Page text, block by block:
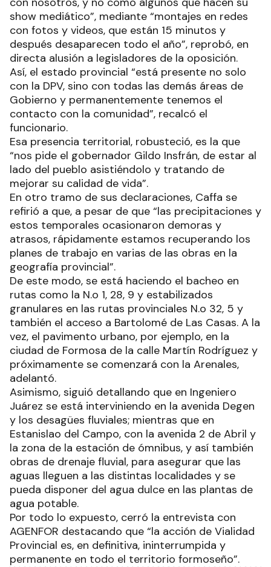
show mediático”, mediante “montajes en redes
con fotos y videos, que están 15 minutos y
después desaparecen todo el año”, reprobó, en
directa alusión a legisladores de la oposición.
Así, el estado provincial “está presente no solo
con la DPV, sino con todas las demás áreas de
Gobierno y permanentemente tenemos el
contacto con la comunidad”, recalcó el
funcionario.
Esa presencia territorial, robusteció, es la que
“nos pide el gobernador Gildo Insfrán, de estar al
lado del pueblo asistiéndolo y tratando de
mejorar su calidad de vida”.
En otro tramo de sus declaraciones, Caffa se
refirió a que, a pesar de que “las precipitaciones y
estos temporales ocasionaron demoras y
atrasos, rápidamente estamos recuperando los
planes de trabajo en varias de las obras en la
geografía provincial”.
De este modo, se está haciendo el bacheo en
rutas como la N.o 1, 28, 9 y estabilizados
granulares en las rutas provinciales N.o 32, 5 y
también el acceso a Bartolomé de Las Casas. A la
vez, el pavimento urbano, por ejemplo, en la
ciudad de Formosa de la calle Martín Rodríguez y
próximamente se comenzará con la Arenales,
adelantó.
Asimismo, siguió detallando que en Ingeniero
Juárez se está interviniendo en la avenida Degen
y los desagües fluviales; mientras que en
Estanislao del Campo, con la avenida 2 de Abril y
la zona de la estación de ómnibus, y así también
obras de drenaje fluvial, para asegurar que las
aguas lleguen a las distintas localidades y se
pueda disponer del agua dulce en las plantas de
agua potable.
Por todo lo expuesto, cerró la entrevista con
AGENFOR destacando que “la acción de Vialidad
Provincial es, en definitiva, ininterrumpida y
permanente en todo el territorio formoseño”.